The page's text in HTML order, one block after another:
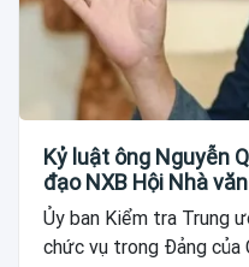
Kỷ luật ông Nguyễn
đạo NXB Hội Nhà văn
Ủy ban Kiểm tra Trung
chức vụ trong Đảng của